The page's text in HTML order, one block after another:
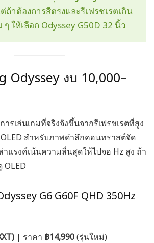
ถ้าต้องการสีตรงและรีเฟรชเรตเกิน
ให้เลือก Odyssey G50D 32 นิ้ว
Odyssey งบ 10,000–
ารเล่นเกมที่จริงจังขึ้นจากรีเฟรชเรตที่สูง
สำหรับภาพดำลึกคอนทราสต์จัด
แรงค์เน้นความลื่นสุดให้ไปจอ Hz สูง ถ้า
G6 G60F QHD 350Hz
| ราคา ฿14,990(รุ่นใหม่)